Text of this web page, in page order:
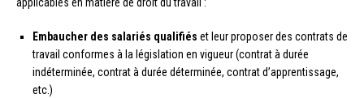
applicables en matière de droit du travail :
Embaucher des salariés qualifiés et leur proposer des contrats de
travail conformes à la législation en vigueur (contrat à durée
indéterminée, contrat à durée déterminée, contrat d’apprentissage,
etc.)